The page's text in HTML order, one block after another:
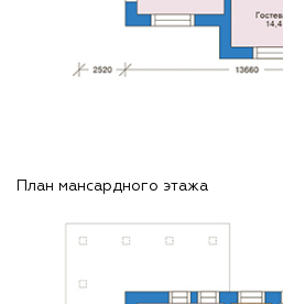
План мансардного этажа